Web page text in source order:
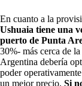
En cuanto a la
Ushuaia tiene una
puerto de Punta
30%- más cerca de
Argentina debería
poder
un mejor precio. Si